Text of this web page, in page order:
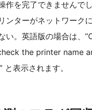
作を完了できません
ンターがネットワーク
い。英語版の場合は
the printer name
表示されます。